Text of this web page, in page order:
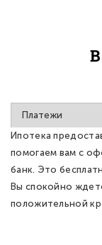
Платежи
Ипотека
помогаем вам с
банк. Это
Вы спокойно
положительной